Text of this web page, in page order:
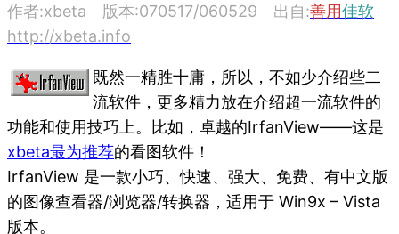
作者:xbeta 版本:070517/060529 出自:善用佳软
http://xbeta.info
既然一精胜十庸，所以，不如少介绍些二
流软件，更多精力放在介绍超一流软件的
功能和使用技巧上。比如，卓越的IrfanView——这是
xbeta最为推荐的看图软件！
IrfanView 是一款小巧、快速、强大、免费、有中文版
的图像查看器/浏览器/转换器，适用于 Win9x – Vista
版本。